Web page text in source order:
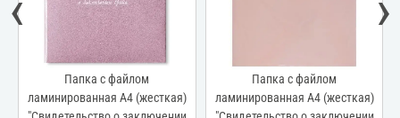
Папка с файлом
ламинированная А4 (жесткая)
Папка с файлом
ламинированная А4 (жесткая)